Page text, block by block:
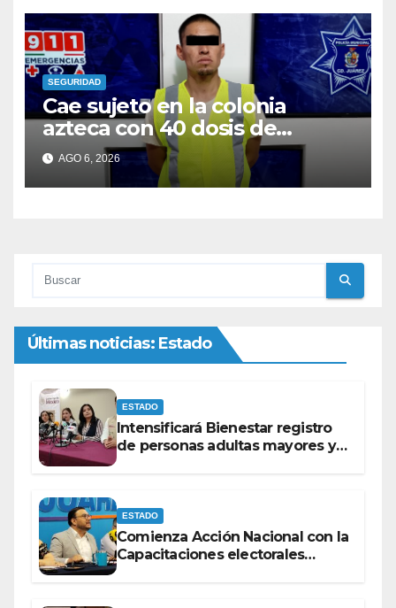
SEGURIDAD
Cae sujeto en la colonia
azteca con 40 dosis de
cocaína; era buscado con dos
ordenes de aprehensión
AGO 6, 2026
Últimas noticias: Estado
ESTADO
Intensificará Bienestar registro
de personas adultas mayores y
ESTADO
Comienza Acción Nacional con la
Capacitaciones electorales